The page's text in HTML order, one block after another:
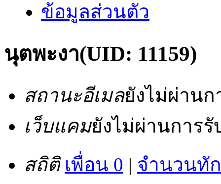
ข้อมูลส่วนตัว
นุตพะงา(UID: 11159)
สถานะอีเมลยังไม่ผ่านก
เว็บแคมยังไม่ผ่านการรั
สถิติ เพื่อน 0 | จำนวนทั